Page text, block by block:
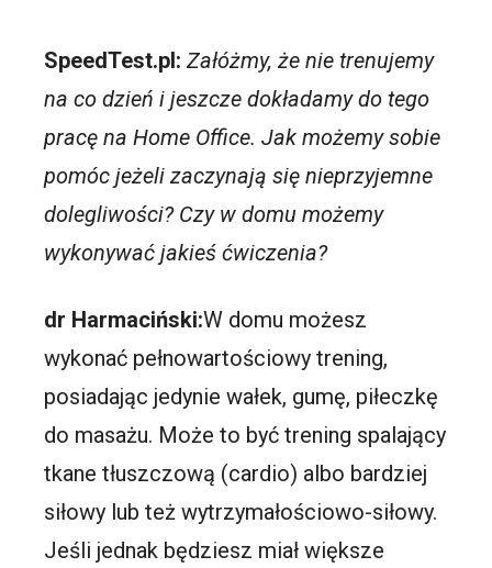
SpeedTest.pl: Załóżmy, że nie trenujemy
na co dzień i jeszcze dokładamy do tego
pracę na Home Office. Jak możemy sobie
pomóc jeżeli zaczynają się nieprzyjemne
dolegliwości? Czy w domu możemy
wykonywać jakieś ćwiczenia?
dr Harmaciński:W domu możesz
wykonać pełnowartościowy trening,
posiadając jedynie wałek, gumę, piłeczkę
do masażu. Może to być trening spalający
tkane tłuszczową (cardio) albo bardziej
siłowy lub też wytrzymałościowo-siłowy.
Jeśli jednak będziesz miał większe